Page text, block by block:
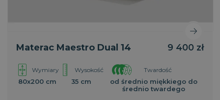
Materac Maestro Dual 14 9 400 zł
Wymiary
80x200 cm
Wysokość
35 cm
Twardość
od średnio miękkiego do
średnio twardego